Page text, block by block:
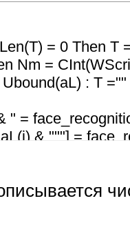
= 0 Then T
Nm =
: T =""
& """] =